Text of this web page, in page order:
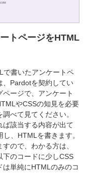
トページをHTML
書いたアンケートペ
、Pardotを契約してい
ージで、アンケート
やCSSの知見を必要
べて見てください。
ば該当する内容が出て
、HTMLを書きます。
ので、わかる方は、
下のコードに少しCSS
単純にHTMLのみのコ